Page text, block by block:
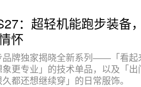
：超轻机能跑步装备
怀
品牌独家揭晓全新系列——「看起
更专业」的技术单品，以及「
都还想继续穿」的日常服饰。